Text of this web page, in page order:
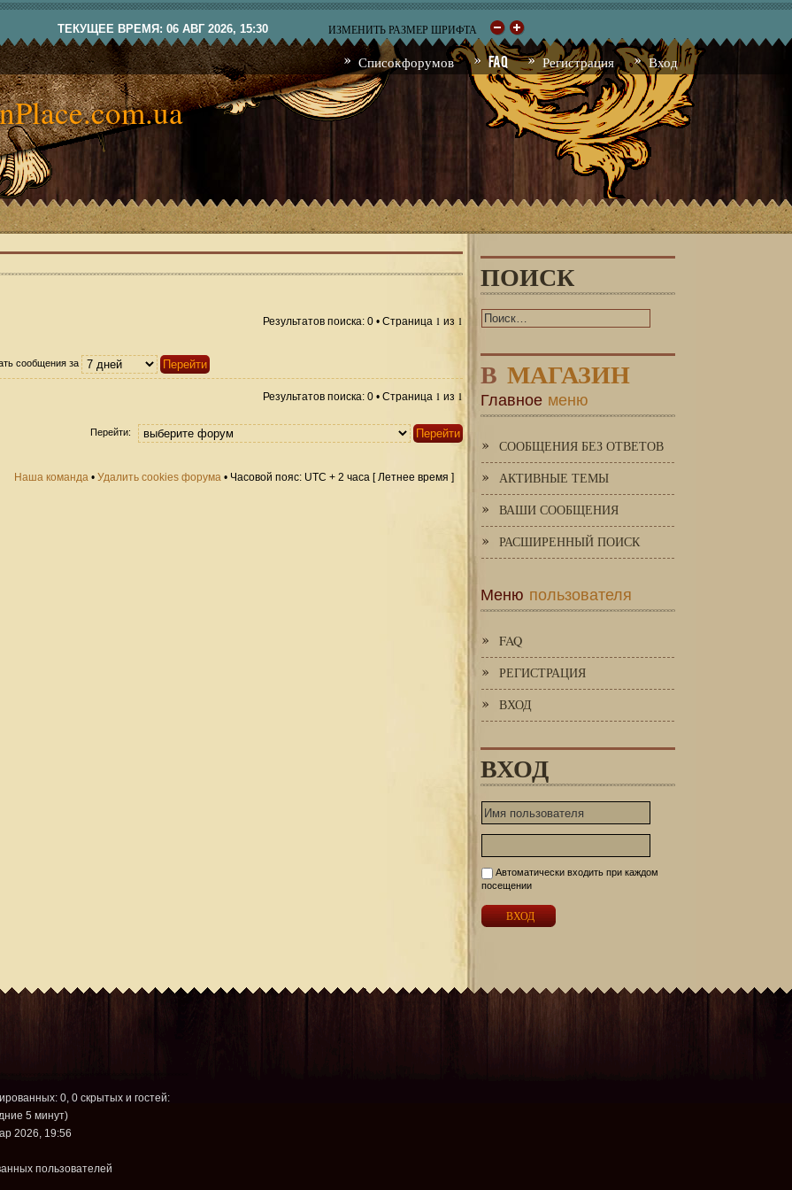
ТЕКУЩЕЕ ВРЕМЯ: 06 АВГ 2026, 15:30 ИЗМЕНИТЬ РАЗМЕР ШРИФТА
Список форумов FAQ Регистрация Вход
Результатов поиска: 0 • Страница 1 из 1
сообщения за
Результатов поиска: 0 • Страница 1 из 1
Перейти:
Наша команда • Удалить cookies форума • Часовой пояс: UTC + 2 часа [ Летнее время ]
ПОИСК
В МАГАЗИН
Главное меню
СООБЩЕНИЯ БЕЗ ОТВЕТОВ
АКТИВНЫЕ ТЕМЫ
ВАШИ СООБЩЕНИЯ
РАСШИРЕННЫЙ ПОИСК
Меню пользователя
FAQ
РЕГИСТРАЦИЯ
ВХОД
ВХОД
Автоматически входить при каждом
посещении
0, 0 скрытых и гостей:
5 минут)
2026, 19:56
пользователей